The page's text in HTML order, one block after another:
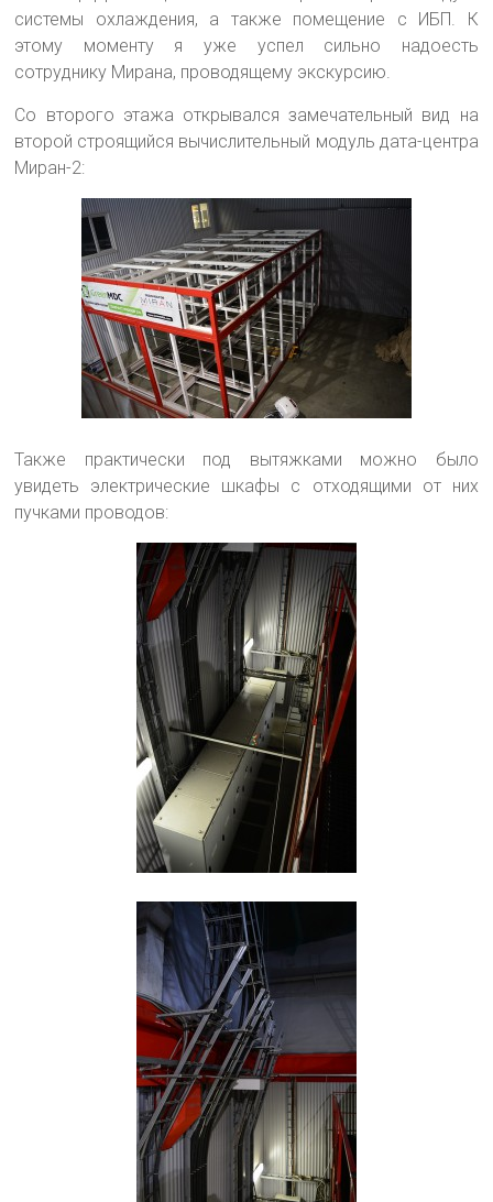
системы охлаждения, а также помещение с ИБП. К
этому моменту я уже успел сильно надоесть
сотруднику Мирана, проводящему экскурсию.
Со второго этажа открывался замечательный вид на
второй строящийся вычислительный модуль дата-центра
Миран-2:
Также практически под вытяжками можно было
увидеть электрические шкафы с отходящими от них
пучками проводов: